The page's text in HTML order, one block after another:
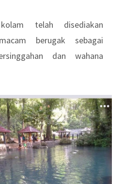
telah disediakan
berugak sebagai
dan wahana